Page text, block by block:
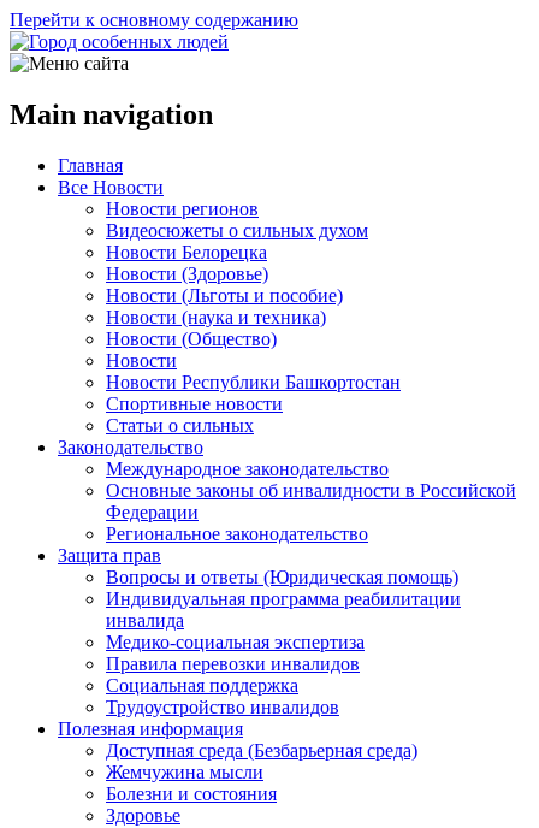
Перейти к основному содержанию
Main navigation
Главная
Все Новости
Новости регионов
Видеосюжеты о сильных духом
Новости Белорецка
Новости (Здоровье)
Новости (Льготы и пособие)
Новости (наука и техника)
Новости (Общество)
Новости
Новости Республики Башкортостан
Спортивные новости
Статьи о сильных
Законодательство
Международное законодательство
Основные законы об инвалидности в Российской
Федерации
Региональное законодательство
Защита прав
Вопросы и ответы (Юридическая помощь)
Индивидуальная программа реабилитации
инвалида
Медико-социальная экспертиза
Правила перевозки инвалидов
Социальная поддержка
Трудоустройство инвалидов
Полезная информация
Доступная среда (Безбарьерная среда)
Жемчужина мысли
Болезни и состояния
Здоровье